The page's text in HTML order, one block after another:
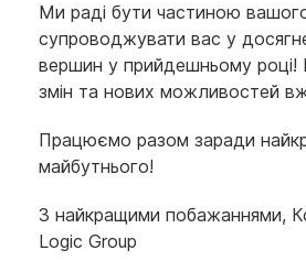
Ми раді бути частиною вашого
супроводжувати вас у
вершин у прийдешньому році!
змін та нових можливостей
Працюємо разом заради
майбутнього!
З найкращими побажаннями,
Logic Group